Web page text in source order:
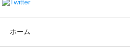
ホーム